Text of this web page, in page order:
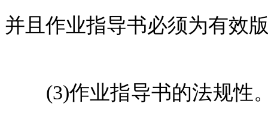
并且作业指导书必须为有效
(3)作业指导书的法规性。